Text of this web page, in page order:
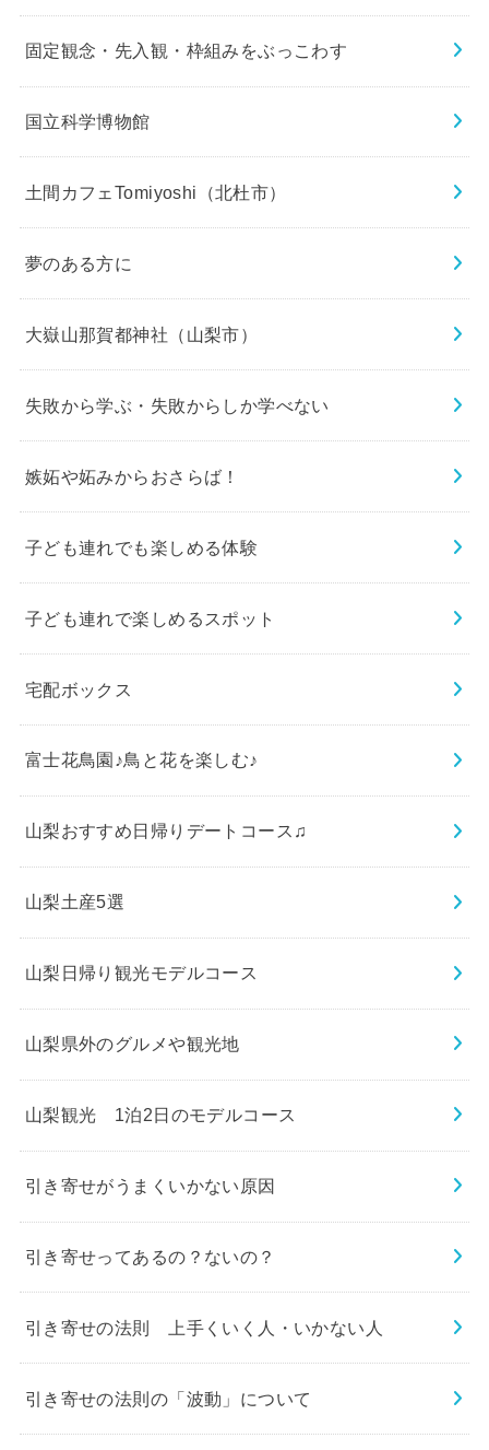
固定観念・先入観・枠組みをぶっこわす
国立科学博物館
土間カフェTomiyoshi（北杜市）
夢のある方に
大嶽山那賀都神社（山梨市）
失敗から学ぶ・失敗からしか学べない
嫉妬や妬みからおさらば！
子ども連れでも楽しめる体験
子ども連れで楽しめるスポット
宅配ボックス
富士花鳥園♪鳥と花を楽しむ♪
山梨おすすめ日帰りデートコース♫
山梨土産5選
山梨日帰り観光モデルコース
山梨県外のグルメや観光地
山梨観光 1泊2日のモデルコース
引き寄せがうまくいかない原因
引き寄せってあるの？ないの？
引き寄せの法則 上手くいく人・いかない人
引き寄せの法則の「波動」について